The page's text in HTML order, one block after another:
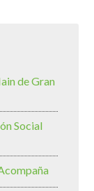
de Gran
Social